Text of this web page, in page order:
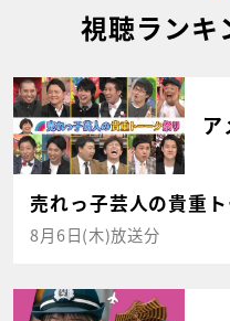
視聴ランキ
ア
売れっ子芸人の貴重
8月6日(木)放送分